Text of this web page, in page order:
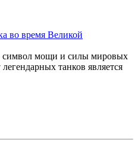
во время Великой
символ мощи и силы мировых
танков является